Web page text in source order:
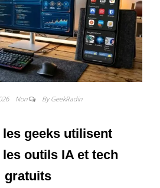
Non By GeekRadin
geeks utilisent
outils IA et tech
gratuits